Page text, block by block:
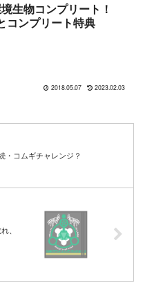
境生物コンプリート！
コンプリート特典
2018.05.07 2023.02.03
・コムギチャレンジ？
、